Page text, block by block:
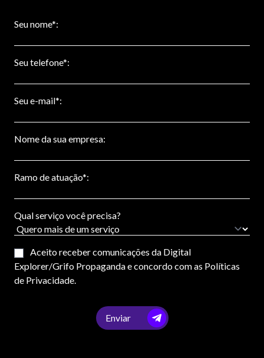
Seu nome*:
Seu telefone*:
Seu e-mail*:
Nome da sua empresa:
Ramo de atuação*:
Qual serviço você precisa?
Aceito receber comunicações da Digital
Explorer/Grifo Propaganda e concordo com as Políticas
de Privacidade.
Enviar